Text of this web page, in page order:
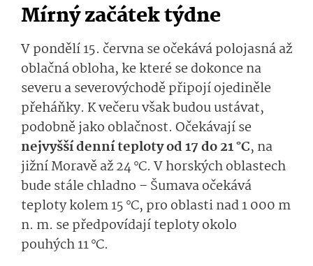
Mírný začátek týdne
V pondělí 15. června se očekává polojasná až
oblačná obloha, ke které se dokonce na
severu a severovýchodě připojí ojediněle
přeháňky. K večeru však budou ustávat,
podobně jako oblačnost. Očekávají se
nejvyšší denní teploty od 17 do 21 °C, na
jižní Moravě až 24 °C. V horských oblastech
bude stále chladno – Šumava očekává
teploty kolem 15 °C, pro oblasti nad 1 000 m
n. m. se předpovídají teploty okolo
pouhých 11 °C.